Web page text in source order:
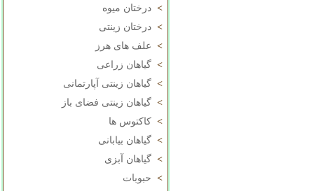
> درختان میوه
> درختان زینتی
> علف های هرز
> گیاهان زراعی
> گیاهان زینتی آپارتمانی
> گیاهان زینتی فضای باز
> کاکتوس ها
> گیاهان بیابانی
> گیاهان آبزی
> حبوبات